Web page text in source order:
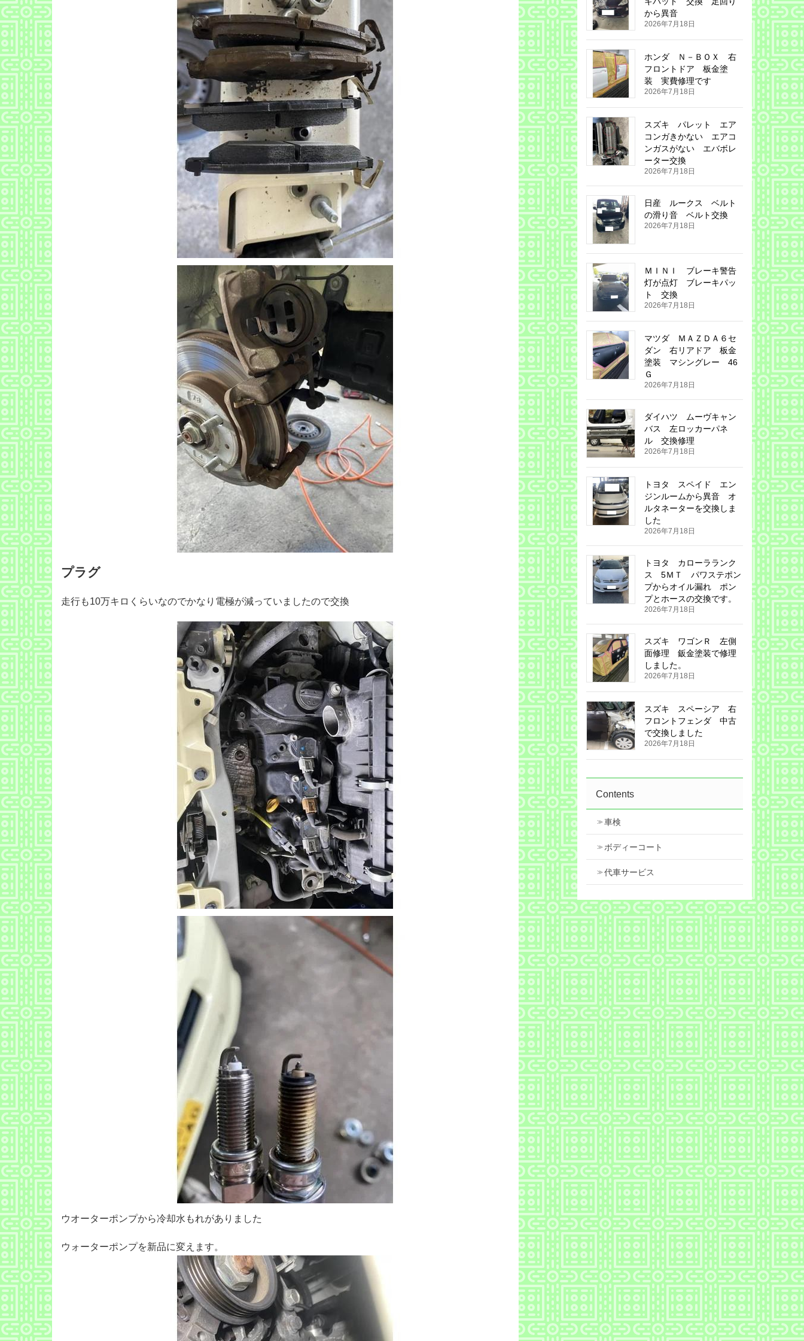
プラグ
走行も10万キロくらいなのでかなり電極が減っていましたので交換
ウオーターポンプから冷却水もれがありました
ウォーターポンプを新品に変えます。
から異音
2026年7月18日
ホンダ Ｎ－ＢＯＸ 右
フロントドア 板金塗
装 実費修理です
2026年7月18日
スズキ パレット エア
コンガきかない エアコ
ンガスがない エバボレ
ーター交換
2026年7月18日
日産 ルークス ベルト
の滑り音 ベルト交換
2026年7月18日
ＭＩＮＩ ブレーキ警告
灯が点灯 ブレーキパッ
ト 交換
2026年7月18日
マツダ ＭＡＺＤＡ６セ
ダン 右リアドア 板金
塗装 マシングレー 46
Ｇ
2026年7月18日
ダイハツ ムーヴキャン
バス 左ロッカーパネ
ル 交換修理
2026年7月18日
トヨタ スペイド エン
ジンルームから異音 オ
ルタネーターを交換しま
した
2026年7月18日
トヨタ カローラランク
ス 5ＭＴ パワステポン
プからオイル漏れ ポン
プとホースの交換です。
2026年7月18日
スズキ ワゴンＲ 左側
面修理 鈑金塗装で修理
しました。
2026年7月18日
スズキ スペーシア 右
フロントフェンダ 中古
で交換しました
2026年7月18日
Contents
車検
ボディーコート
代車サービス